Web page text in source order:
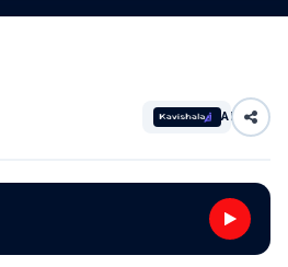
AI